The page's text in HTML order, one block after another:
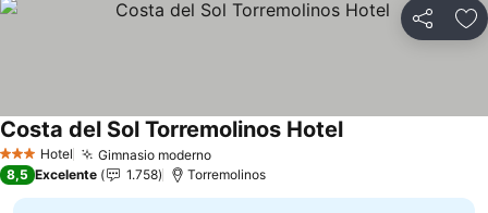
Compartir
3 Estrellas
Hotel Gimnasio modernoVer precios
Costa del Sol Torremolinos HotelVer precios
8,5 Excelente 1.758 Torremolinos